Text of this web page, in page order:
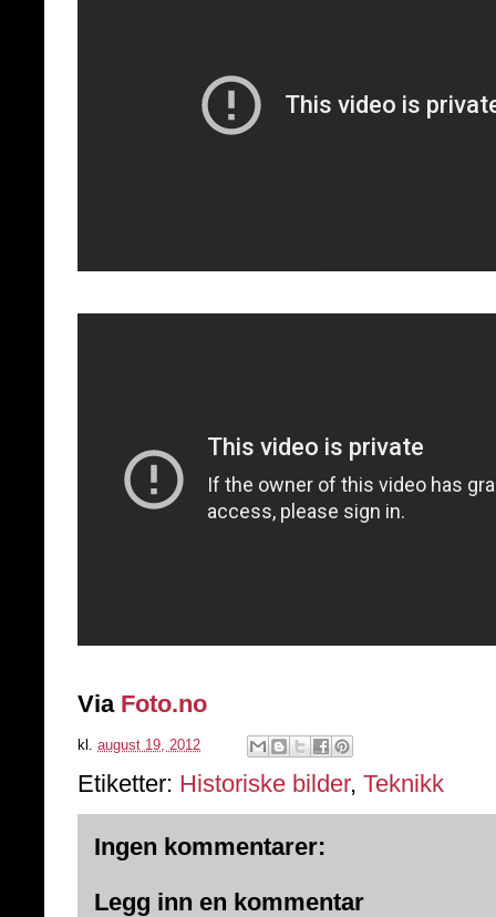
Via Foto.no
kl. august 19, 2012
Etiketter: Historiske bilder, Teknikk
Ingen kommentarer:
Legg inn en kommentar